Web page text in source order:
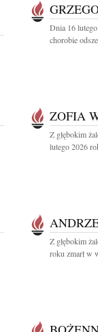
Dnia 16
chorobie
ZOFIA
Z głębokim
lutego 2026
Z głębokim
roku zmarł w